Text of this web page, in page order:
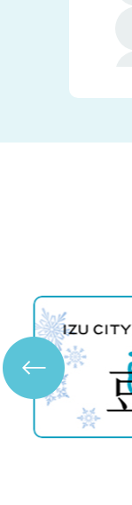
3
枚
目